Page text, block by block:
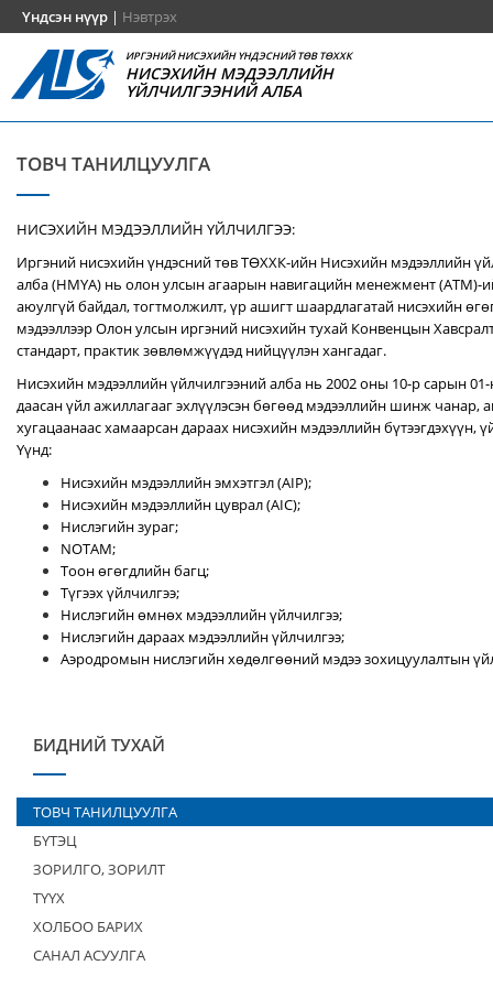
Үндсэн нүүр | Нэвтрэх
ИРГЭНИЙ НИСЭХИЙН ҮНДЭСНИЙ ТӨВ ТӨХХК
НИСЭХИЙН МЭДЭЭЛЛИЙН
ҮЙЛЧИЛГЭЭНИЙ АЛБА
ТОВЧ ТАНИЛЦУУЛГА
НИСЭХИЙН МЭДЭЭЛЛИЙН ҮЙЛЧИЛГЭЭ:
Иргэний нисэхийн үндэсний төв ТӨХХК-ийн Нисэхийн мэдээллийн
алба (НМҮА) нь олон улсын агаарын навигацийн менежмент (ATM)-
аюулгүй байдал, тогтмолжилт, үр ашигт шаардлагатай нисэхийн
мэдээллээр Олон улсын иргэний нисэхийн тухай Конвенцын
стандарт, практик зөвлөмжүүдэд нийцүүлэн хангадаг.
Нисэхийн мэдээллийн үйлчилгээний алба нь 2002 оны 10-р сарын
даасан үйл ажиллагааг эхлүүлэсэн бөгөөд мэдээллийн шинж чанар,
хугацаанаас хамаарсан дараах нисэхийн мэдээллийн бүтээгдэхүүн,
Үүнд:
Нисэхийн мэдээллийн эмхэтгэл (AIP);
Нисэхийн мэдээллийн цуврал (AIC);
Нислэгийн зураг;
NOTAM;
Тоон өгөгдлийн багц;
Түгээх үйлчилгээ;
Нислэгийн өмнөх мэдээллийн үйлчилгээ;
Нислэгийн дараах мэдээллийн үйлчилгээ;
Аэродромын нислэгийн хөдөлгөөний мэдээ зохицуулалтын
БИДНИЙ ТУХАЙ
ТОВЧ ТАНИЛЦУУЛГА
БҮТЭЦ
ЗОРИЛГО, ЗОРИЛТ
ТҮҮХ
ХОЛБОО БАРИХ
САНАЛ АСУУЛГА